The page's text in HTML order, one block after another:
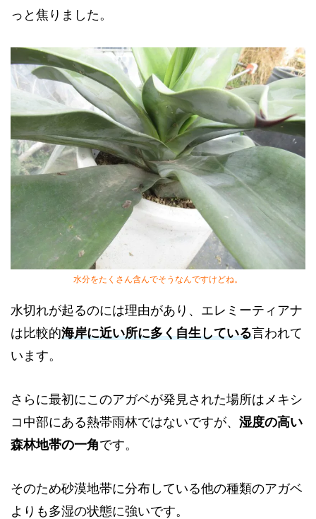
っと焦りました。
水分をたくさん含んでそうなんですけどね。
水切れが起るのには理由があり、エレミーティアナ
は比較的海岸に近い所に多く自生している言われて
います。
さらに最初にこのアガベが発見された場所はメキシ
コ中部にある熱帯雨林ではないですが、 湿度の高い
森林地帯の一角です。
そのため砂漠地帯に分布している他の種類のアガベ
よりも多湿の状態に強いです。